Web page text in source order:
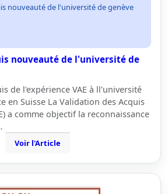
nouveauté de l'université de genève
nouveauté de l'université de
de l'expérience VAE à ll'université
en Suisse La Validation des Acquis
a comme objectif la reconnaissance
Voir l'Article